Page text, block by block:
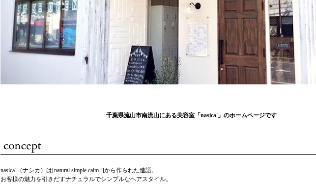
千葉県流山市南流山にある美容室「nasica'」のホームページです
nasica’（ナシカ）は[natural simple calm ‘]から作られた造語。
お客様の魅力を引きだすナチュラルでシンプルなヘアスタイル。